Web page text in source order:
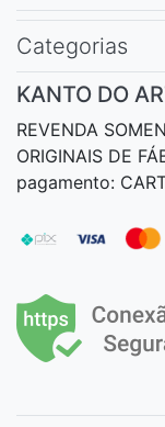
Categorias
KANTO DO
REVENDA
ORIGINAIS DE
pagamento: